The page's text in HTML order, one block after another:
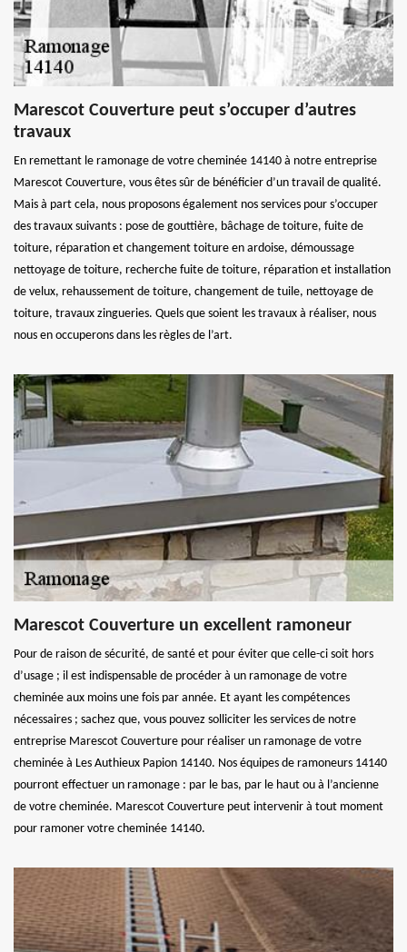
Marescot Couverture peut s’occuper d’autres
travaux
En remettant le ramonage de votre cheminée 14140 à notre entreprise
Marescot Couverture, vous êtes sûr de bénéficier d’un travail de qualité.
Mais à part cela, nous proposons également nos services pour s’occuper
des travaux suivants : pose de gouttière, bâchage de toiture, fuite de
toiture, réparation et changement toiture en ardoise, démoussage
nettoyage de toiture, recherche fuite de toiture, réparation et installation
de velux, rehaussement de toiture, changement de tuile, nettoyage de
toiture, travaux zingueries. Quels que soient les travaux à réaliser, nous
nous en occuperons dans les règles de l’art.
Marescot Couverture un excellent ramoneur
Pour de raison de sécurité, de santé et pour éviter que celle-ci soit hors
d’usage ; il est indispensable de procéder à un ramonage de votre
cheminée aux moins une fois par année. Et ayant les compétences
nécessaires ; sachez que, vous pouvez solliciter les services de notre
entreprise Marescot Couverture pour réaliser un ramonage de votre
cheminée à Les Authieux Papion 14140. Nos équipes de ramoneurs 14140
pourront effectuer un ramonage : par le bas, par le haut ou à l’ancienne
de votre cheminée. Marescot Couverture peut intervenir à tout moment
pour ramoner votre cheminée 14140.